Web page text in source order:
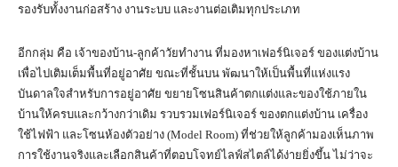
รองรับทั้งงานก่อสร้าง งานระบบ และงานต่อเติมทุกประเภท
อีกกลุ่ม คือ เจ้าของบ้าน-ลูกค้าวัยทำงาน ที่มองหาเฟอร์นิเจอร์ ของแต่งบ้าน
เพื่อไปเติมเต็มพื้นที่อยู่อาศัย ขณะที่ชั้นบน พัฒนาให้เป็นพื้นที่แห่งแรง
บันดาลใจสำหรับการอยู่อาศัย ขยายโซนสินค้าตกแต่งและของใช้ภายใน
บ้านให้ครบและกว้างกว่าเดิม รวบรวมเฟอร์นิเจอร์ ของตกแต่งบ้าน เครื่อง
ใช้ไฟฟ้า และโซนห้องตัวอย่าง (Model Room) ที่ช่วยให้ลูกค้ามองเห็นภาพ
การใช้งานจริงและเลือกสินค้าที่ตอบโจทย์ไลฟ์สไตล์ได้ง่ายยิ่งขึ้น ไม่ว่าจะ